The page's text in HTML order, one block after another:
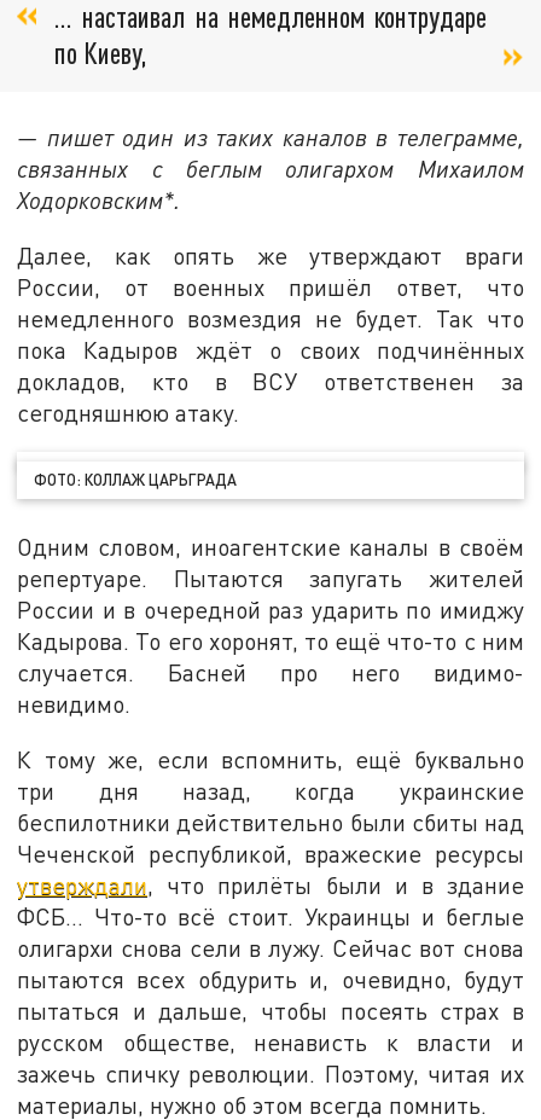
… настаивал на немедленном контрударе
по Киеву,
— пишет один из таких каналов в телеграмме,
связанных с беглым олигархом Михаилом
Ходорковским*.
Далее, как опять же утверждают враги
России, от военных пришёл ответ, что
немедленного возмездия не будет. Так что
пока Кадыров ждёт о своих подчинённых
докладов, кто в ВСУ ответственен за
сегодняшнюю атаку.
ФОТО: КОЛЛАЖ ЦАРЬГРАДА
Одним словом, иноагентские каналы в своём
репертуаре. Пытаются запугать жителей
России и в очередной раз ударить по имиджу
Кадырова. То его хоронят, то ещё что-то с ним
случается. Басней про него видимо-
невидимо.
К тому же, если вспомнить, ещё буквально
три дня назад, когда украинские
беспилотники действительно были сбиты над
Чеченской республикой, вражеские ресурсы
утверждали , что прилёты были и в здание
ФСБ… Что-то всё стоит. Украинцы и беглые
олигархи снова сели в лужу. Сейчас вот снова
пытаются всех обдурить и, очевидно, будут
пытаться и дальше, чтобы посеять страх в
русском обществе, ненависть к власти и
зажечь спичку революции. Поэтому, читая их
материалы, нужно об этом всегда помнить.